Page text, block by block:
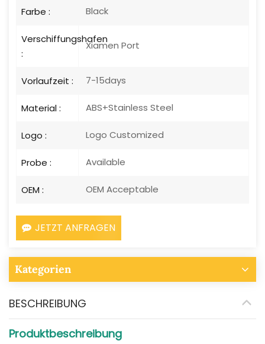
Farbe : Black
Verschiffungshafen
:
Xiamen Port
Vorlaufzeit : 7-15days
Material : ABS+Stainless Steel
Logo : Logo Customized
Probe : Available
OEM : OEM Acceptable
JETZT ANFRAGEN
Kategorien
BESCHREIBUNG
Produktbeschreibung